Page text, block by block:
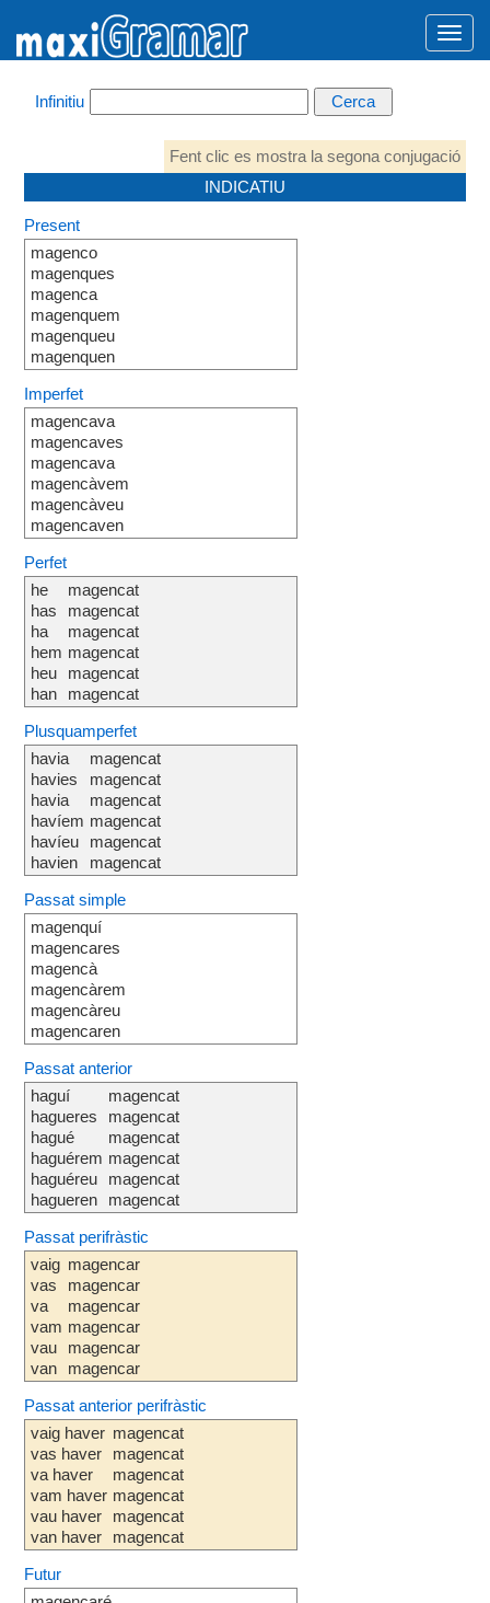
Infinitiu
Fent clic es mostra la segona conjugació
INDICATIU
Present
magenco
magenques
magenca
magenquem
magenqueu
magenquen
Imperfet
magencava
magencaves
magencava
magencàvem
magencàveu
magencaven
Perfet
he
has
ha
hem
heu
han
magencat
magencat
magencat
magencat
magencat
magencat
Plusquamperfet
havia
havies
havia
havíem
havíeu
havien
magencat
magencat
magencat
magencat
magencat
magencat
Passat simple
magenquí
magencares
magencà
magencàrem
magencàreu
magencaren
Passat anterior
haguí
hagueres
hagué
haguérem
haguéreu
hagueren
magencat
magencat
magencat
magencat
magencat
magencat
Passat perifràstic
vaig
vas
va
vam
vau
van
magencar
magencar
magencar
magencar
magencar
magencar
Passat anterior perifràstic
vaig haver
vas haver
va haver
vam haver
vau haver
van haver
magencat
magencat
magencat
magencat
magencat
magencat
Futur